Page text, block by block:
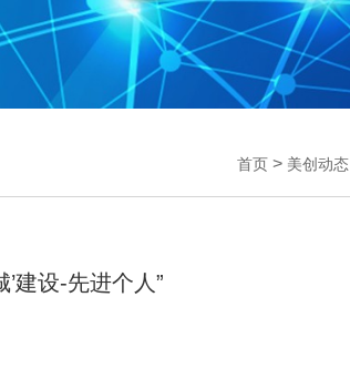
首页 > 美创动态
建设-先进个人”